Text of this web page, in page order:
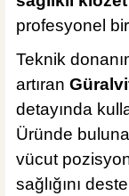
profesyonel
Teknik
artıran
detayında
Üründe
vücut
sağlığını